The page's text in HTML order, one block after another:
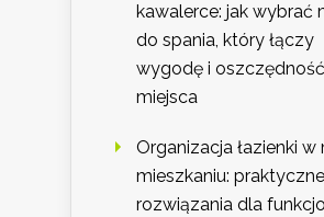
kawalerce: jak wybrać
do spania, który łączy
wygodę i oszczędność
miejsca
Organizacja łazienki w
mieszkaniu: praktyczne
rozwiązania dla